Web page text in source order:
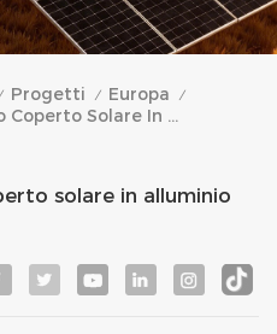
/ Progetti / Europa /
48,4 KW- Posto Auto Coperto Solare In Alluminio Impermeabile In Francia
solare in alluminio